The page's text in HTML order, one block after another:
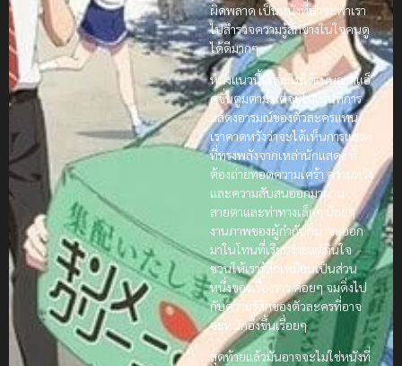
ผิดพลาด เป็นหนังที่น่าจะพาเรา
ไปสำรวจความรู้สึกข้างในใจคนดู
ได้ดีมากๆ
หนังแนวนี้มักจะไม่ได้เน้นฉากแอ็
คชั่นตูมตาม แต่จะไปเน้นที่การ
แสดงอารมณ์ของตัวละครแทน
เราคาดหวังว่าจะได้เห็นการแสดง
ที่ทรงพลังจากเหล่านักแสดง ที่
ต้องถ่ายทอดความเศร้า ความหวัง
และความสับสนออกมาผ่าน
สายตาและท่าทางเล็กๆ น้อยๆ
งานภาพของผู้กำกับก็น่าจะออก
มาในโทนที่เรียบง่ายแต่กินใจ
ชวนให้เรารู้สึกเหมือนเป็นส่วน
หนึ่งของเรื่องราว ค่อยๆ จมดิ่งไป
กับความรู้สึกของตัวละครที่อาจ
จะหนักอึ้งขึ้นเรื่อยๆ
สุดท้ายแล้วมันอาจจะไม่ใช่หนังที่